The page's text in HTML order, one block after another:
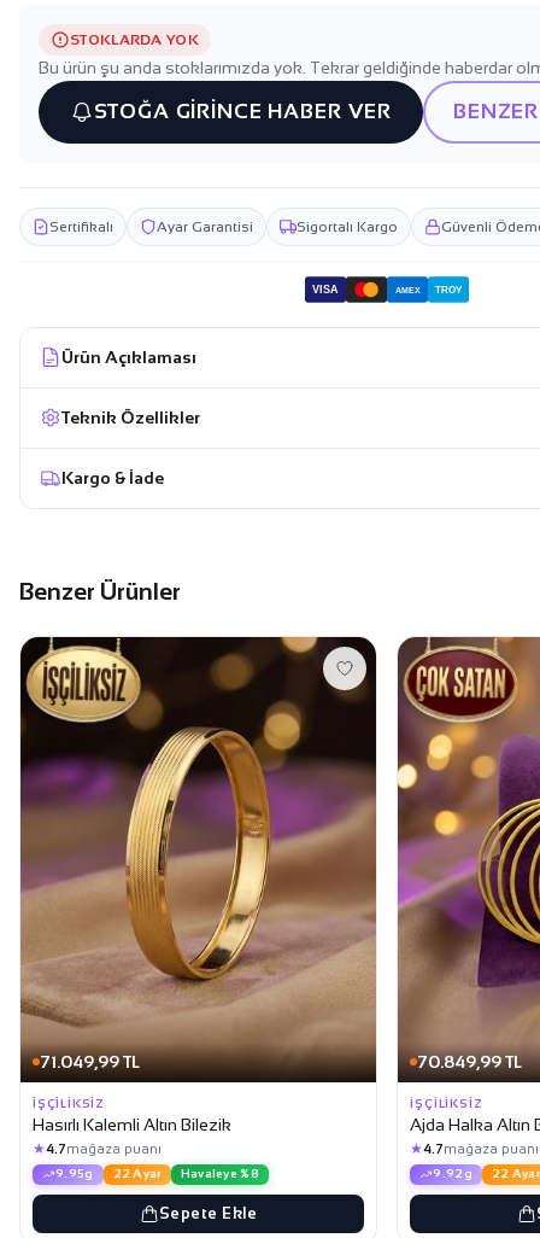
STOKLARDA YOK
Bu ürün şu anda stoklarımızda yok. Tekrar geldiğinde haberdar
STOĞA GİRİNCE HABER VER
Sertifikalı Ayar Garantisi Sigortalı Kargo Güvenli
VISA AMEX TROY
Ürün Açıklaması
Teknik Özellikler
Kargo & İade
Benzer Ürünler
71.049,99 TL
İŞÇILIKSIZ
Hasırlı Kalemli Altın Bilezik
★4.7mağaza puanı
9.95g 22 Ayar Havaleye %8
Sepete Ekle
70.849,99 TL
İŞÇILIKSIZ
Ajda Halka Altın
★4.7mağaza puanı
9.92g 22 Ayar